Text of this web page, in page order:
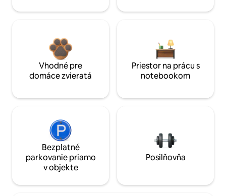
Vhodné pre
domáce zvieratá
Priestor na prácu s
notebookom
Bezplatné
parkovanie priamo
v objekte
Posilňovňa